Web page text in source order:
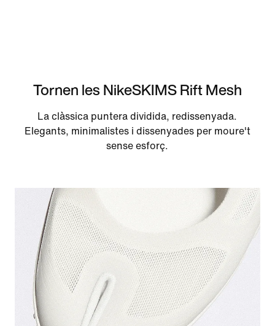
Tornen les NikeSKIMS Rift Mesh
La clàssica puntera dividida, redissenyada.
Elegants, minimalistes i dissenyades per moure't
sense esforç.